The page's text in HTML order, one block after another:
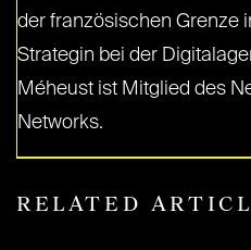
der französischen Grenze
Strategin bei der
Méheust ist Mitglied des
Networks.
RELATED